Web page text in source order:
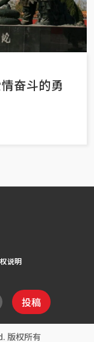
奋斗的勇
说明
投稿
版权所有